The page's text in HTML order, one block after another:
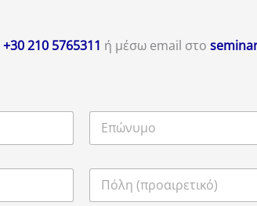
+30 210 5765311 ή μέσω email στο